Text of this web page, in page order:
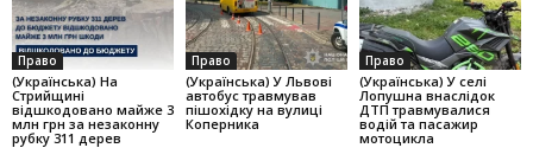
Право
(Українська) На
Стрийщині
відшкодовано майже 3
млн грн за незаконну
рубку 311 дерев
Право
(Українська) У Львові
автобус травмував
пішохідку на вулиці
Коперника
Право
(Українська) У селі
Лопушна внаслідок
ДТП травмувалися
водій та пасажир
мотоцикла